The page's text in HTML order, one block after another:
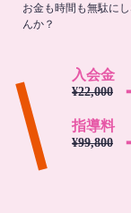
お金も時間も無駄に
んか？
入会金
¥22,000
指導料
¥99,800 ➡︎